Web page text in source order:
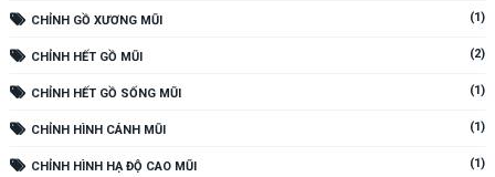
CHỈNH GỒ XƯƠNG MŨI (1)
CHỈNH HẾT GỒ MŨI (2)
CHỈNH HẾT GỒ SỐNG MŨI (1)
CHỈNH HÌNH CÁNH MŨI (1)
CHỈNH HÌNH HẠ ĐỘ CAO MŨI (1)